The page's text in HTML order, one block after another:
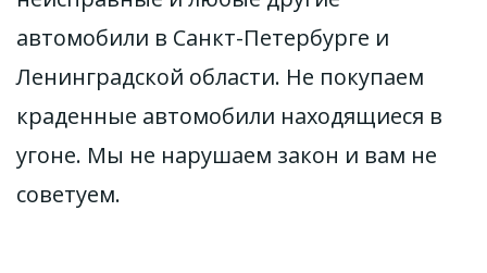
автомобили в Санкт-Петербурге и
Ленинградской области. Не покупаем
краденные автомобили находящиеся в
угоне. Мы не нарушаем закон и вам не
советуем.